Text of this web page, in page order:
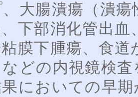
大腸潰瘍（潰
下部消化管出
膜下腫瘍、食
どの内視鏡検
においての早